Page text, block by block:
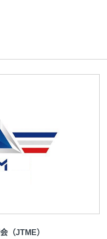
省烟台经济技术开发区北京中
（JTME）